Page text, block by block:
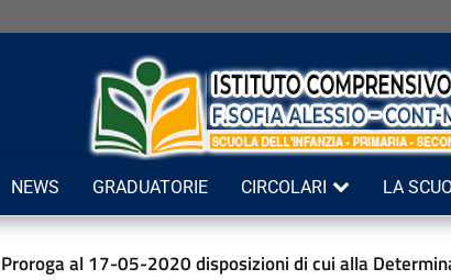
NEWS GRADUATORIE CIRCOLARI LA
Proroga al 17-05-2020 disposizioni di cui alla